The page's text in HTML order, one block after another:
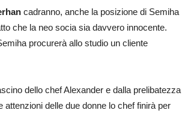
cadranno, anche la posizione di Semiha
che la neo socia sia davvero innocente.
procurerà allo studio un cliente
dello chef Alexander e dalla prelibatezza
delle due donne lo chef finirà per